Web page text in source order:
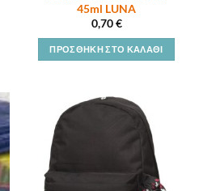
45ml LUNA
0,70€
ΠΡΟΣΘΉΚΗ ΣΤΟ ΚΑΛΆΘΙ